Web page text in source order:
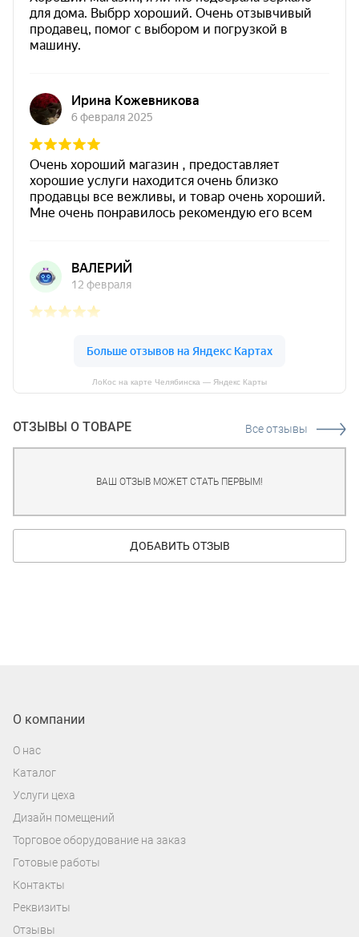
ЛоКос на карте Челябинска — Яндекс Карты
ОТЗЫВЫ О ТОВАРЕ Все отзывы
ВАШ ОТЗЫВ МОЖЕТ СТАТЬ ПЕРВЫМ!
ДОБАВИТЬ ОТЗЫВ
О компании
О нас
Каталог
Услуги цеха
Дизайн помещений
Торговое оборудование на заказ
Готовые работы
Контакты
Реквизиты
Отзывы